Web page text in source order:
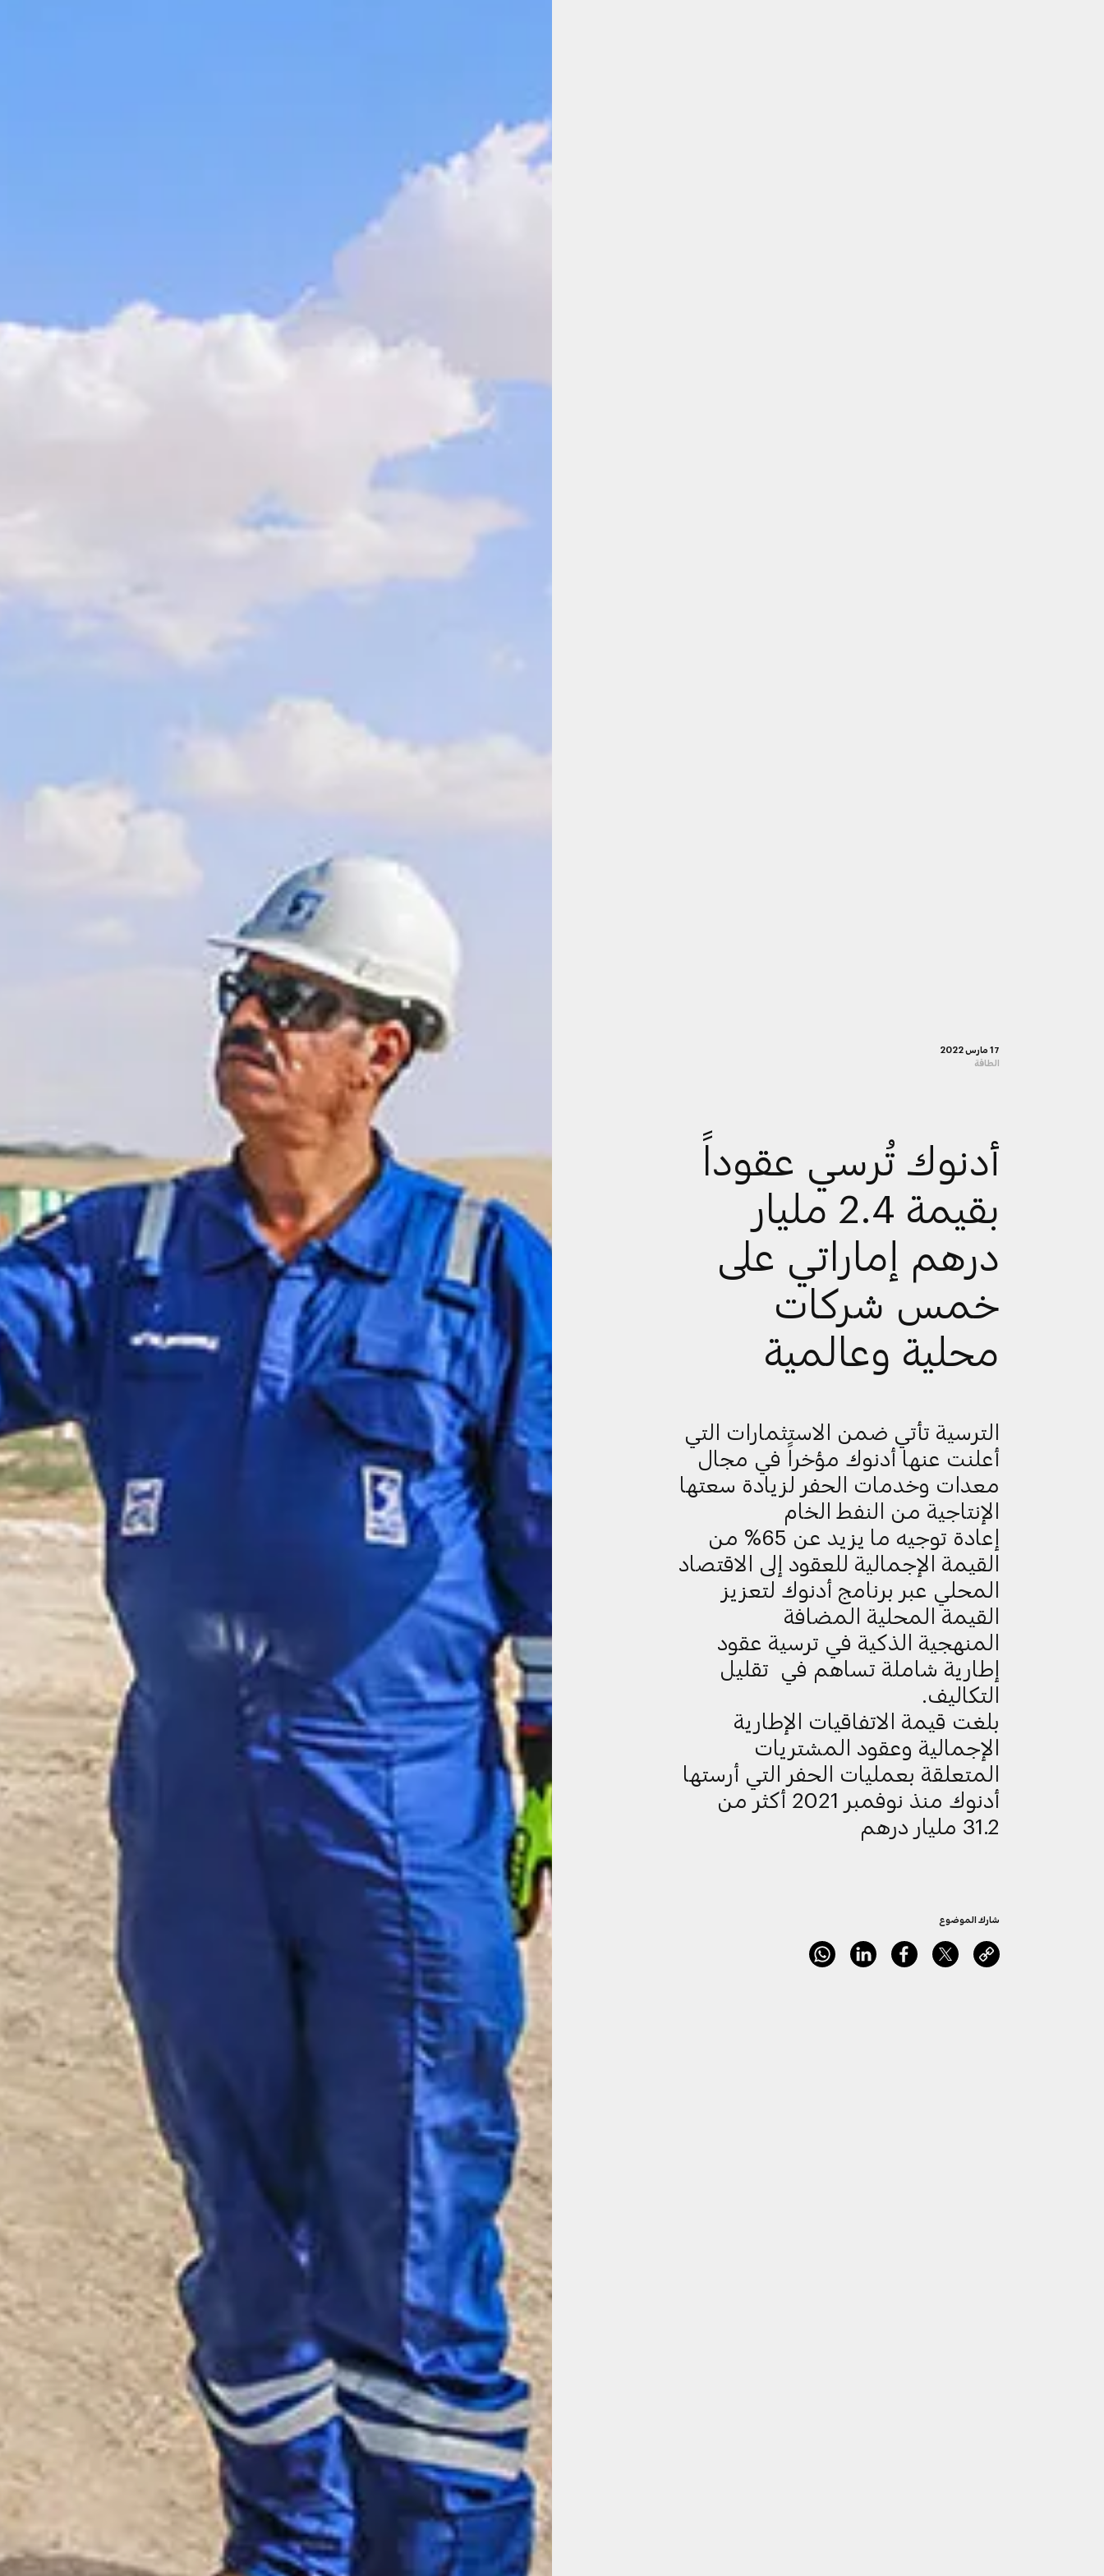
17 مارس 2022
الطاقة
أدنوك تُرسي عقوداً
بقيمة 2.4 مليار
درهم إماراتي على
خمس شركات
محلية وعالمية
الترسية تأتي ضمن الاستثمارات التي
أعلنت عنها أدنوك مؤخراً في مجال
معدات وخدمات الحفر لزيادة سعتها
الإنتاجية من النفط الخام
إعادة توجيه ما يزيد عن 65% من
القيمة الإجمالية للعقود إلى الاقتصاد
المحلي عبر برنامج أدنوك لتعزيز
القيمة المحلية المضافة
المنهجية الذكية في ترسية عقود
إطارية شاملة تساهم في تقليل
التكاليف.
بلغت قيمة الاتفاقيات الإطارية
الإجمالية وعقود المشتريات
المتعلقة بعمليات الحفر التي أرستها
أدنوك منذ نوفمبر 2021 أكثر من
31.2 مليار درهم
شارك الموضوع